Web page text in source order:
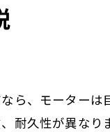
分け方法
ツを解説
定基準
き特徴とは
ら、モーター
久性が異なり